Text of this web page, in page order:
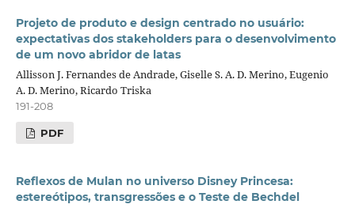
Projeto de produto e design centrado no usuário:
expectativas dos stakeholders para o desenvolvimento
de um novo abridor de latas
Allisson J. Fernandes de Andrade, Giselle S. A. D. Merino, Eugenio
A. D. Merino, Ricardo Triska
191-208
PDF
Reflexos de Mulan no universo Disney Princesa:
estereótipos, transgressões e o Teste de Bechdel